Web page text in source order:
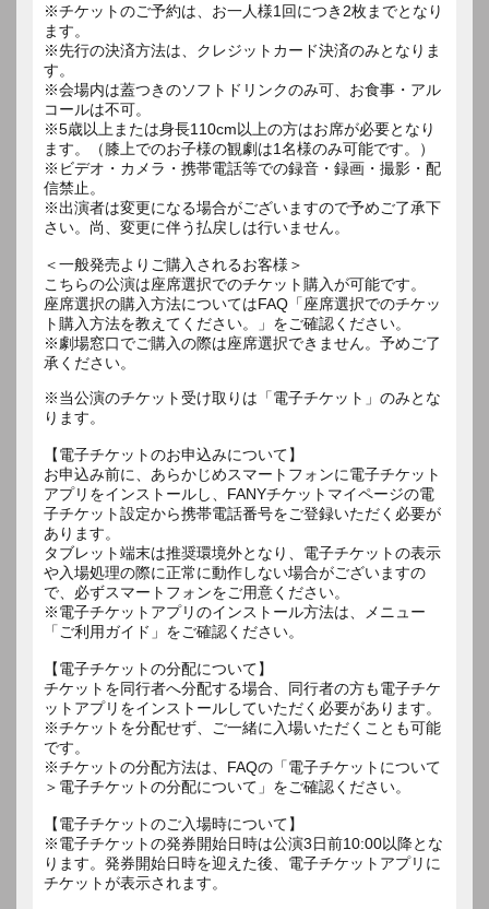
※チケットのご予約は、お一人様1回につき2枚までとなり
ます。
※先行の決済方法は、クレジットカード決済のみとなりま
す。
※会場内は蓋つきのソフトドリンクのみ可、お食事・アル
コールは不可。
※5歳以上または身長110cm以上の方はお席が必要となり
ます。（膝上でのお子様の観劇は1名様のみ可能です。）
※ビデオ・カメラ・携帯電話等での録音・録画・撮影・配
信禁止。
※出演者は変更になる場合がございますので予めご了承下
さい。尚、変更に伴う払戻しは行いません。
＜一般発売よりご購入されるお客様＞
こちらの公演は座席選択でのチケット購入が可能です。
座席選択の購入方法についてはFAQ「座席選択でのチケッ
ト購入方法を教えてください。」をご確認ください。
※劇場窓口でご購入の際は座席選択できません。予めご了
承ください。
※当公演のチケット受け取りは「電子チケット」のみとな
ります。
【電子チケットのお申込みについて】
お申込み前に、あらかじめスマートフォンに電子チケット
アプリをインストールし、FANYチケットマイページの電
子チケット設定から携帯電話番号をご登録いただく必要が
あります。
タブレット端末は推奨環境外となり、電子チケットの表示
や入場処理の際に正常に動作しない場合がございますの
で、必ずスマートフォンをご用意ください。
※電子チケットアプリのインストール方法は、メニュー
「ご利用ガイド」をご確認ください。
【電子チケットの分配について】
チケットを同行者へ分配する場合、同行者の方も電子チケ
ットアプリをインストールしていただく必要があります。
※チケットを分配せず、ご一緒に入場いただくことも可能
です。
※チケットの分配方法は、FAQの「電子チケットについて
＞電子チケットの分配について」をご確認ください。
【電子チケットのご入場時について】
※電子チケットの発券開始日時は公演3日前10:00以降とな
ります。発券開始日時を迎えた後、電子チケットアプリに
チケットが表示されます。